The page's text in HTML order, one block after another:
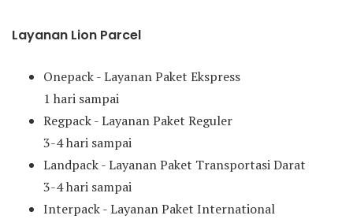
Layanan Lion Parcel
Onepack - Layanan Paket Ekspress
1 hari sampai
Regpack - Layanan Paket Reguler
3-4 hari sampai
Landpack - Layanan Paket Transportasi Darat
3-4 hari sampai
Interpack - Layanan Paket International